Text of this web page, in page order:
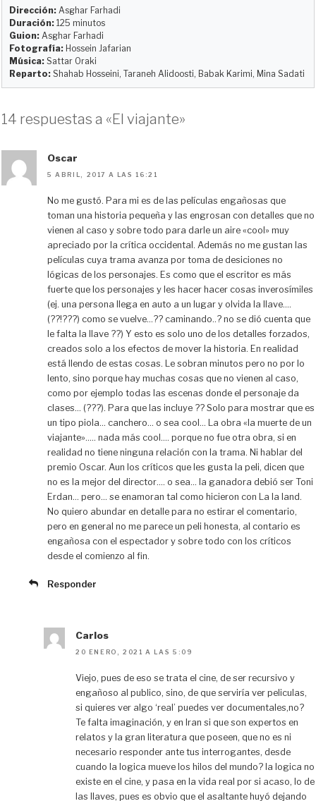
k
y
d
o
n
o
o
k
t
Dirección: Asghar Farhadi
Duración: 125 minutos
Guion: Asghar Farhadi
Fotografía: Hossein Jafarian
Música: Sattar Oraki
Reparto: Shahab Hosseini, Taraneh Alidoosti, Babak Karimi, Mina Sadati
14 respuestas a «El viajante»
Oscar
5 ABRIL, 2017 A LAS 16:21
No me gustó. Para mi es de las películas engañosas que
toman una historia pequeña y las engrosan con detalles que no
vienen al caso y sobre todo para darle un aire «cool» muy
apreciado por la crítica occidental. Además no me gustan las
películas cuya trama avanza por toma de desiciones no
lógicas de los personajes. Es como que el escritor es más
fuerte que los personajes y les hacer hacer cosas inverosímiles
(ej. una persona llega en auto a un lugar y olvida la llave….
(??!???) como se vuelve…?? caminando..? no se dió cuenta que
le falta la llave ??) Y esto es solo uno de los detalles forzados,
creados solo a los efectos de mover la historia. En realidad
está llendo de estas cosas. Le sobran minutos pero no por lo
lento, sino porque hay muchas cosas que no vienen al caso,
como por ejemplo todas las escenas donde el personaje da
clases… (???). Para que las incluye ?? Solo para mostrar que es
un tipo piola… canchero… o sea cool… La obra «la muerte de un
viajante»….. nada más cool…. porque no fue otra obra, si en
realidad no tiene ninguna relación con la trama. Ni hablar del
premio Oscar. Aun los críticos que les gusta la peli, dicen que
no es la mejor del director…. o sea… la ganadora debió ser Toni
Erdan… pero… se enamoran tal como hicieron con La la land.
No quiero abundar en detalle para no estirar el comentario,
pero en general no me parece un peli honesta, al contario es
engañosa con el espectador y sobre todo con los críticos
desde el comienzo al fin.
Responder
Carlos
20 ENERO, 2021 A LAS 5:09
Viejo, pues de eso se trata el cine, de ser recursivo y
engañoso al publico, sino, de que serviría ver peliculas,
si quieres ver algo ‘real’ puedes ver documentales,no?
Te falta imaginación, y en Iran si que son expertos en
relatos y la gran literatura que poseen, que no es ni
necesario responder ante tus interrogantes, desde
cuando la logica mueve los hilos del mundo? la logica no
existe en el cine, y pasa en la vida real por si acaso, lo de
las llaves, pues es obvio que el asaltante huyó dejando